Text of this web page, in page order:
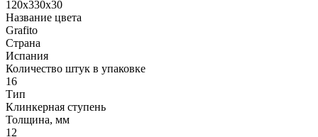
120x330x30
Название цвета
Grafito
Страна
Испания
Количество штук в упаковке
16
Тип
Клинкерная ступень
Толщина, мм
12